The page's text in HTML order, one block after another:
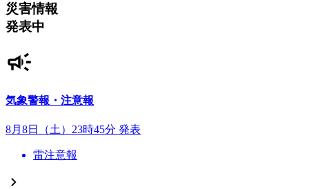
災害情報
発表中
気象警報・注意報
8月8日（土）23時45分 発表
雷注意報